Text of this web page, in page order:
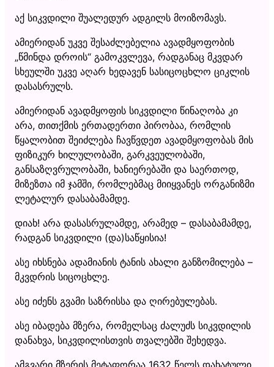
აქ სიკვდილი შუალედურ ადგილს მოიზომავს.
ამიერიდან უკვე შესაძლებელია ავადმყოფობის
„წმინდა დროის“ გამოკვლევა, რადგანაც მკვდარ
სხეულში უკვე აღარ ხედავენ სასიცოცხლო ციკლის
დასასრულს.
ამიერიდან ავადმყოფის სიკვდილი წინაღობა კი
არა, თითქმის ერთადერთი პირობაა, რომლის
წყალობით შეიძლება ჩავწვდეთ ავადმყოფობას მის
ფიზიკურ ხილულობაში, გარკვეულობაში,
განსაზღვრულობაში, ხანიერებაში და საერთოდ,
მიზეზთა იმ ჯამში, რომლებმაც მიიყვანეს ორგანიზმი
ლეტალურ დასაბამამდე.
დიახ! არა დასასრულამდე, არამედ – დასაბამამდე,
რადგან სიკვდილი (და)საწყისია!
ასე იხსნება ადამიანის ტანის ახალი განზომილება –
მკვდრის სიცოცხლე.
ასე იძენს გვამი საზრისსა და ღირებულებას.
ასე იბადება მზერა, რომელსაც ძალუძს სიკვდილის
დანახვა, სიკვდილისთვის თვალებში შეხედვა.
ამგვარი მზერის მეტაფორაა 1632 წელს დახატული